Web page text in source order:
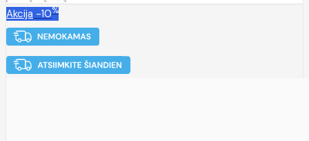
Akcija -10%